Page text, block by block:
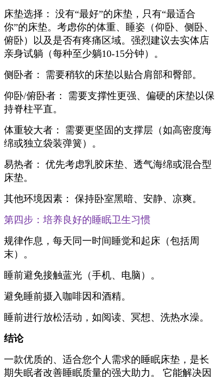
床垫选择： 没有“最好”的床垫，只有“最适合
你”的床垫。考虑你的体重、睡姿（仰卧、侧卧、
俯卧）以及是否有疼痛区域。强烈建议去实体店
亲身试躺（每种至少躺10-15分钟）。
侧卧者： 需要稍软的床垫以贴合肩部和臀部。
仰卧/俯卧者： 需要支撑性更强、偏硬的床垫以保
持脊柱平直。
体重较大者： 需要更坚固的支撑层（如高密度海
绵或独立袋装弹簧）。
易热者： 优先考虑乳胶床垫、透气海绵或混合型
床垫。
其他环境因素： 保持卧室黑暗、安静、凉爽。
第四步：培养良好的睡眠卫生习惯
规律作息，每天同一时间睡觉和起床（包括周
末）。
睡前避免接触蓝光（手机、电脑）。
避免睡前摄入咖啡因和酒精。
睡前进行放松活动，如阅读、冥想、洗热水澡。
结论
一款优质的、适合您个人需求的睡眠床垫，是长
期失眠者改善睡眠质量的强大助力。 它能解决因